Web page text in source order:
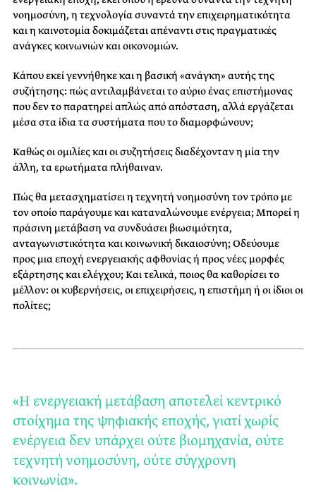
νοημοσύνη, η τεχνολογία συναντά την επιχειρηματικότητα
και η καινοτομία δοκιμάζεται απέναντι στις πραγματικές
ανάγκες κοινωνιών και οικονομιών.
Κάπου εκεί γεννήθηκε και η βασική «ανάγκη» αυτής της
συζήτησης: πώς αντιλαμβάνεται το αύριο ένας επιστήμονας
που δεν το παρατηρεί απλώς από απόσταση, αλλά εργάζεται
μέσα στα ίδια τα συστήματα που το διαμορφώνουν;
Καθώς οι ομιλίες και οι συζητήσεις διαδέχονταν η μία την
άλλη, τα ερωτήματα πλήθαιναν.
Πώς θα μετασχηματίσει η τεχνητή νοημοσύνη τον τρόπο με
τον οποίο παράγουμε και καταναλώνουμε ενέργεια; Μπορεί η
πράσινη μετάβαση να συνδυάσει βιωσιμότητα,
ανταγωνιστικότητα και κοινωνική δικαιοσύνη; Οδεύουμε
προς μια εποχή ενεργειακής αφθονίας ή προς νέες μορφές
εξάρτησης και ελέγχου; Και τελικά, ποιος θα καθορίσει το
μέλλον: οι κυβερνήσεις, οι επιχειρήσεις, η επιστήμη ή οι ίδιοι οι
πολίτες;
«Η ενεργειακή μετάβαση αποτελεί κεντρικό
στοίχημα της ψηφιακής εποχής, γιατί χωρίς
ενέργεια δεν υπάρχει ούτε βιομηχανία, ούτε
τεχνητή νοημοσύνη, ούτε σύγχρονη
κοινωνία».